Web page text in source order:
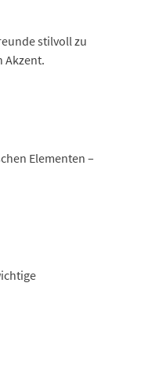
stilvoll zu
Akzent.
Elementen –